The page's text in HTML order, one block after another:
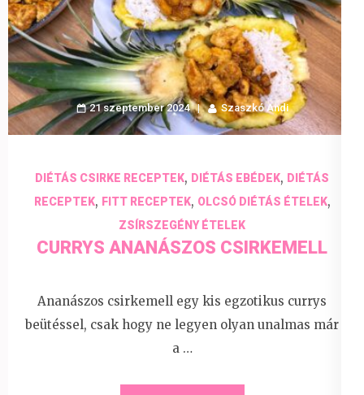
21 szeptember 2024 Szaszkó Andi
DIÉTÁS CSIRKE RECEPTEK, DIÉTÁS EBÉDEK, DIÉTÁS
RECEPTEK, FITT RECEPTEK, OLCSÓ DIÉTÁS ÉTELEK,
ZSÍRSZEGÉNY ÉTELEK
CURRYS ANANÁSZOS CSIRKEMELL
Ananászos csirkemell egy kis egzotikus currys
beütéssel, csak hogy ne legyen olyan unalmas már
a …